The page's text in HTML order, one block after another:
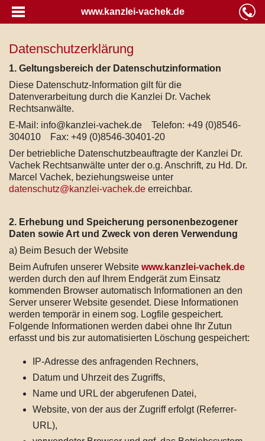
www.kanzlei-vachek.de
Datenschutzerklärung
1. Geltungsbereich der Datenschutzinformation
Diese Datenschutz-Information gilt für die
Datenverarbeitung durch die Kanzlei Dr. Vachek
Rechtsanwälte.
E-Mail: info@kanzlei-vachek.de Telefon: +49 (0)8546-
304010 Fax: +49 (0)8546-30401-20
Der betriebliche Datenschutzbeauftragte der Kanzlei Dr.
Vachek Rechtsanwälte unter der o.g. Anschrift, zu Hd. Dr.
Marcel Vachek, beziehungsweise unter
datenschutz@kanzlei-vachek.de erreichbar.
2. Erhebung und Speicherung personenbezogener
Daten sowie Art und Zweck von deren Verwendung
a) Beim Besuch der Website
Beim Aufrufen unserer Website www.kanzlei-vachek.de
werden durch den auf Ihrem Endgerät zum Einsatz
kommenden Browser automatisch Informationen an den
Server unserer Website gesendet. Diese Informationen
werden temporär in einem sog. Logfile gespeichert.
Folgende Informationen werden dabei ohne Ihr Zutun
erfasst und bis zur automatisierten Löschung gespeichert:
IP-Adresse des anfragenden Rechners,
Datum und Uhrzeit des Zugriffs,
Name und URL der abgerufenen Datei,
Website, von der aus der Zugriff erfolgt (Referrer-
URL),